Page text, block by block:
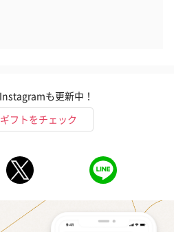
も更新中！
フトをチェック